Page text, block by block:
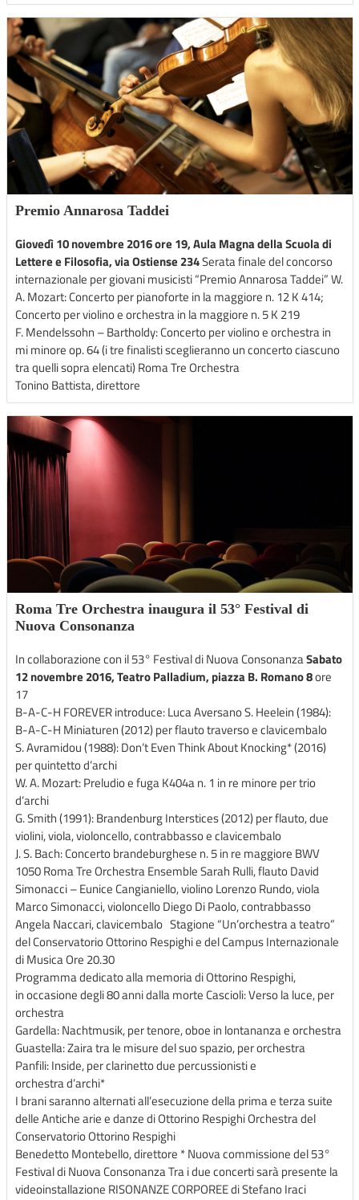
Premio Annarosa Taddei
Giovedì 10 novembre 2016 ore 19, Aula Magna della Scuola di
Lettere e Filosofia, via Ostiense 234Serata finale del concorso
internazionale per giovani musicisti “Premio Annarosa Taddei” W.
A. Mozart: Concerto per pianoforte in la maggiore n. 12 K 414;
Concerto per violino e orchestra in la maggiore n. 5 K 219
F. Mendelssohn – Bartholdy: Concerto per violino e orchestra in
mi minore op. 64 (i tre finalisti sceglieranno un concerto ciascuno
tra quelli sopra elencati) Roma Tre Orchestra
Tonino Battista, direttore
Roma Tre Orchestra inaugura il 53° Festival di
Nuova Consonanza
In collaborazione con il 53° Festival di Nuova ConsonanzaSabato
12 novembre 2016, Teatro Palladium, piazza B. Romano 8ore
17
B-A-C-H FOREVER introduce: Luca Aversano S. Heelein (1984):
B-A-C-H Miniaturen (2012) per flauto traverso e clavicembalo
S. Avramidou (1988): Don’t Even Think About Knocking* (2016)
per quintetto d’archi
W. A. Mozart: Preludio e fuga K404a n. 1 in re minore per trio
d’archi
G. Smith (1991): Brandenburg Interstices (2012) per flauto, due
violini, viola, violoncello, contrabbasso e clavicembalo
J. S. Bach: Concerto brandeburghese n. 5 in re maggiore BWV
1050 Roma Tre Orchestra Ensemble Sarah Rulli, flauto David
Simonacci – Eunice Cangianiello, violino Lorenzo Rundo, viola
Marco Simonacci, violoncello Diego Di Paolo, contrabbasso
Angela Naccari, clavicembalo Stagione “Un’orchestra a teatro”
del Conservatorio Ottorino Respighi e del Campus Internazionale
di Musica Ore 20.30
Programma dedicato alla memoria di Ottorino Respighi,
in occasione degli 80 anni dalla morte Cascioli: Verso la luce, per
orchestra
Gardella: Nachtmusik, per tenore, oboe in lontananza e orchestra
Guastella: Zaira tra le misure del suo spazio, per orchestra
Panfili: Inside, per clarinetto due percussionisti e
orchestra d’archi*
I brani saranno alternati all’esecuzione della prima e terza suite
delle Antiche arie e danze di Ottorino Respighi Orchestra del
Conservatorio Ottorino Respighi
Benedetto Montebello, direttore * Nuova commissione del 53°
Festival di Nuova Consonanza Tra i due concerti sarà presente la
videoinstallazione RISONANZE CORPOREE di Stefano Iraci